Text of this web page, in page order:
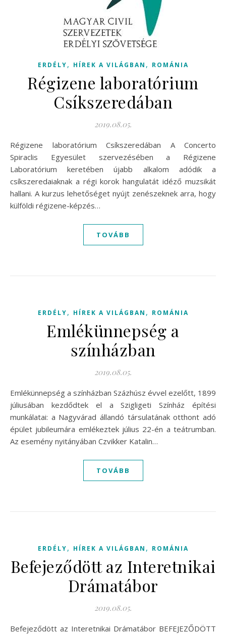
ERDÉLY, HÍREK A VILÁGBAN , ROMÁNIA
Régizene laboratórium
Csíkszeredában
2019.08.05.
Régizene laboratórium Csíkszeredában A Concerto
Spiraclis Egyesület szervezésében a Régizene
Laboratórium keretében újabb alkalom adódik a
csíkszeredaiaknak a régi korok hangulatát idéző muzsikát
hallani. A kurzus lehetőséget nyújt zenészeknek arra, hogy
külföldi régizene-képzés…
TOVÁBB
ERDÉLY, HÍREK A VILÁGBAN , ROMÁNIA
Emlékünnepség a
színházban
2019.08.05.
Emlékünnepség a színházban Százhúsz évvel ezelőtt, 1899
júliusában kezdődtek el a Szigligeti Színház építési
munkálatai: a Nagyvárad állandó társulatának otthont adó
épület jubileumára emlékeztek július 22-én a teátrumban.
Az esemény nyitányában Czvikker Katalin…
TOVÁBB
ERDÉLY, HÍREK A VILÁGBAN , ROMÁNIA
Befejeződött az Interetnikai
Drámatábor
2019.08.05.
Befejeződött az Interetnikai Drámatábor BEFEJEZŐDÖTT